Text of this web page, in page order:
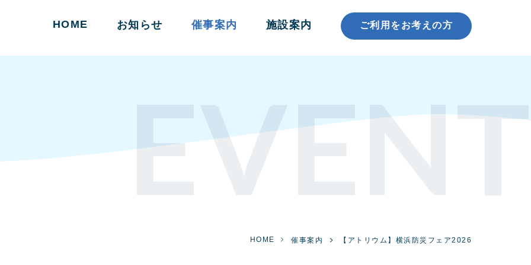
HOME お知らせ 催事案内 施設案内 ご利用をお考えの方
EVENT
HOME 催事案内 【アトリウム】横浜防災フェア2026